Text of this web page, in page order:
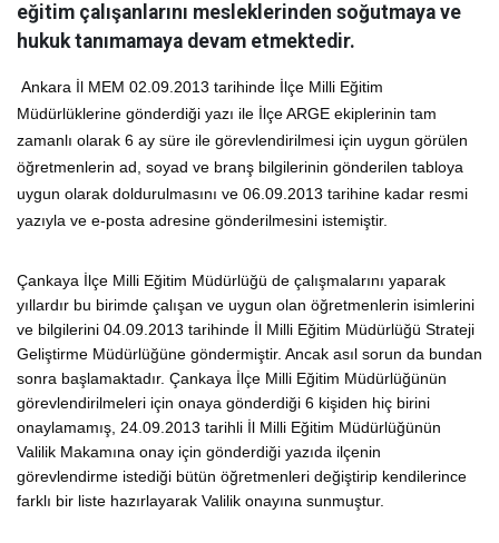
eğitim çalışanlarını mesleklerinden soğutmaya ve
hukuk tanımamaya devam etmektedir.
Ankara İl MEM 02.09.2013 tarihinde İlçe Milli Eğitim
Müdürlüklerine gönderdiği yazı ile İlçe ARGE ekiplerinin tam
zamanlı olarak 6 ay süre ile görevlendirilmesi için uygun görülen
öğretmenlerin ad, soyad ve branş bilgilerinin gönderilen tabloya
uygun olarak doldurulmasını ve 06.09.2013 tarihine kadar resmi
yazıyla ve e-posta adresine gönderilmesini istemiştir.
Çankaya İlçe Milli Eğitim Müdürlüğü de çalışmalarını yaparak
yıllardır bu birimde çalışan ve uygun olan öğretmenlerin isimlerini
ve bilgilerini 04.09.2013 tarihinde İl Milli Eğitim Müdürlüğü Strateji
Geliştirme Müdürlüğüne göndermiştir. Ancak asıl sorun da bundan
sonra başlamaktadır. Çankaya İlçe Milli Eğitim Müdürlüğünün
görevlendirilmeleri için onaya gönderdiği 6 kişiden hiç birini
onaylamamış, 24.09.2013 tarihli İl Milli Eğitim Müdürlüğünün
Valilik Makamına onay için gönderdiği yazıda ilçenin
görevlendirme istediği bütün öğretmenleri değiştirip kendilerince
farklı bir liste hazırlayarak Valilik onayına sunmuştur.